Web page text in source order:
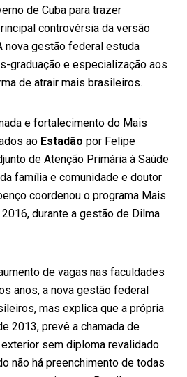
de Cuba para trazer
controvérsia da versão
nova gestão federal estuda
graduação e especialização aos
de atrair mais brasileiros.
e fortalecimento do Mais
ao Estadão por Felipe
de Atenção Primária à Saúde
família e comunidade e doutor
coordenou o programa Mais
durante a gestão de Dilma
de vagas nas faculdades
anos, a nova gestão federal
mas explica que a própria
2013, prevê a chamada de
sem diploma revalidado
não há preenchimento de todas